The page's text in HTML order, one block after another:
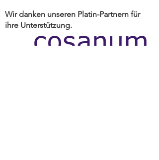
Wir danken unseren Platin-Partnern für
ihre Unterstützung.